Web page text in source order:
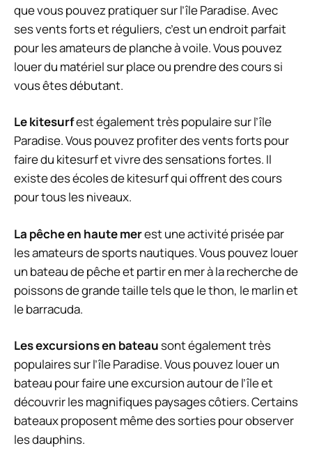
que vous pouvez pratiquer sur l’île Paradise. Avec
ses vents forts et réguliers, c’est un endroit parfait
pour les amateurs de planche à voile. Vous pouvez
louer du matériel sur place ou prendre des cours si
vous êtes débutant.
Le kitesurfest également très populaire sur l’île
Paradise. Vous pouvez profiter des vents forts pour
faire du kitesurf et vivre des sensations fortes. Il
existe des écoles de kitesurf qui offrent des cours
pour tous les niveaux.
La pêche en haute merest une activité prisée par
les amateurs de sports nautiques. Vous pouvez louer
un bateau de pêche et partir en mer à la recherche de
poissons de grande taille tels que le thon, le marlin et
le barracuda.
Les excursions en bateausont également très
populaires sur l’île Paradise. Vous pouvez louer un
bateau pour faire une excursion autour de l’île et
découvrir les magnifiques paysages côtiers. Certains
bateaux proposent même des sorties pour observer
les dauphins.